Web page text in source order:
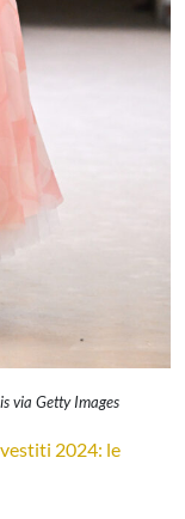
via Getty Images
2024: le